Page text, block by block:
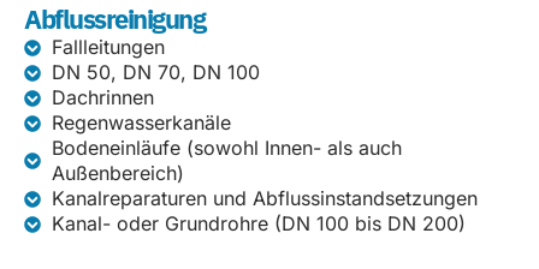
Abflussreinigung
Fallleitungen
DN 50, DN 70, DN 100
Dachrinnen
Regenwasserkanäle
Bodeneinläufe (sowohl Innen- als auch
Außenbereich)
Kanalreparaturen und Abflussinstandsetzungen
Kanal- oder Grundrohre (DN 100 bis DN 200)